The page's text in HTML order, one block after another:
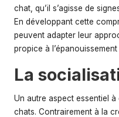
chat, qu’il s’agisse de
En développant cette
peuvent adapter leur
propice à
La
Un autre aspect essentiel
chats. Contrairement à la